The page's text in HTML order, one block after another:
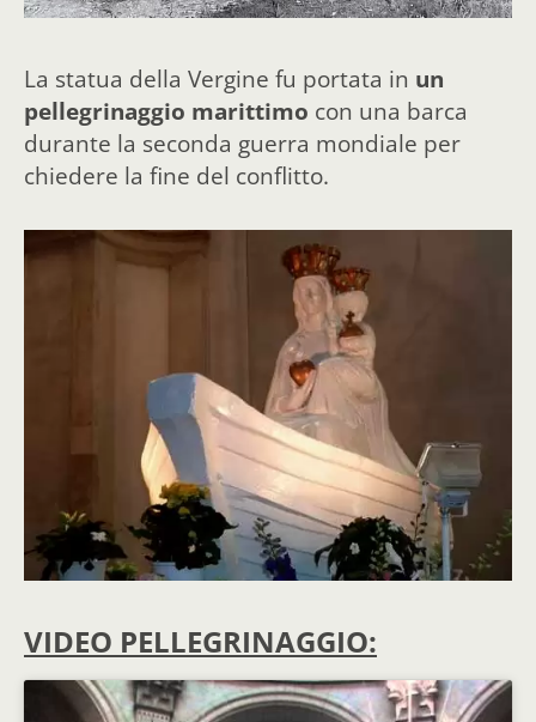
La statua della Vergine fu portata in un
pellegrinaggio marittimo con una barca
durante la seconda guerra mondiale per
chiedere la fine del conflitto.
VIDEO PELLEGRINAGGIO: